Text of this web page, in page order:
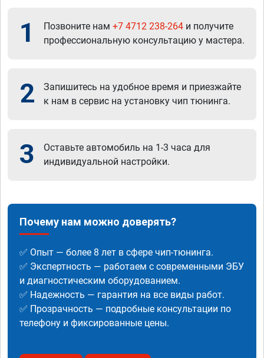
1 Позвоните нам +7 4712 238-264 и получите
профессиональную консультацию у мастера.
2
Запишитесь на удобное время и приезжайте
к нам в сервис на установку чип тюнинга.
3
Оставьте автомобиль на 1-3 часа для
индивидуальной настройки.
Почему нам можно доверять?
✅ Опыт — более 8 лет в сфере чип-тюнинга.
✅ Экспертность — работаем с современными ЭБУ
и диагностическим оборудованием.
✅ Надежность — гарантия на все виды работ.
✅ Прозрачность — подробные консультации по
телефону и фиксированные цены.